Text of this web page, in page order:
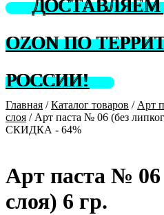
OZON ПО
РОССИИ!
Главная /Каталог товаров / Арт
слоя / Арт паста № 06 (без
СКИДКА - 64%
Арт паста № 06
слоя) 6 гр.